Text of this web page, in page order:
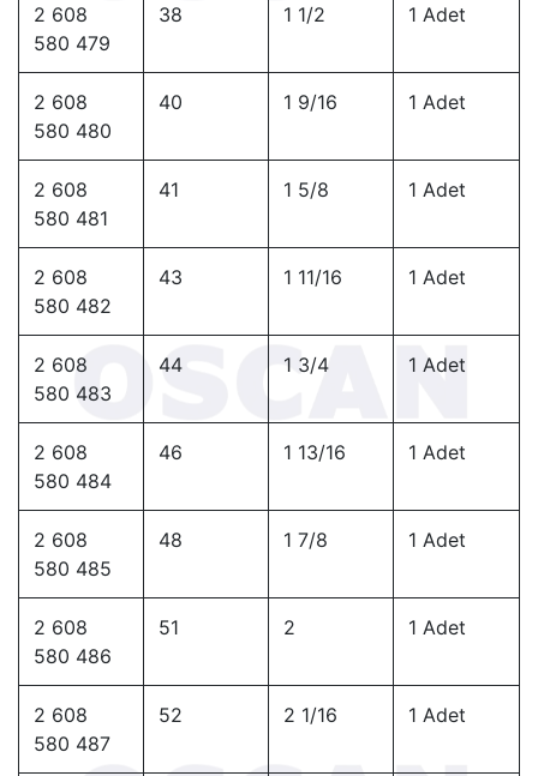
2 608
580 479
38 1 1/2 1 Adet
2 608
580 480
40 1 9/16 1 Adet
2 608
580 481
41 1 5/8 1 Adet
2 608
580 482
43 1 11/16 1 Adet
2 608
580 483
44 1 3/4 1 Adet
2 608
580 484
46 1 13/16 1 Adet
2 608
580 485
48 1 7/8 1 Adet
2 608
580 486
51 2 1 Adet
2 608
580 487
52 2 1/16 1 Adet